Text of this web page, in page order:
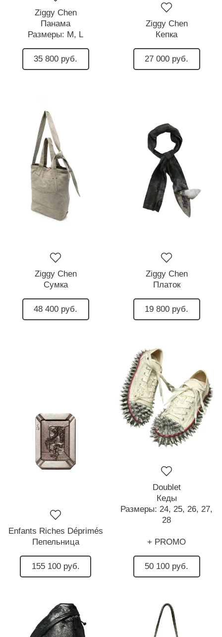
Ziggy Chen
Панама
Размеры: M, L
35 800 руб.
Ziggy Chen
Кепка
27 000 руб.
Ziggy Chen
Сумка
48 400 руб.
Ziggy Chen
Платок
19 800 руб.
Enfants Riches Déprimés
Пепельница
155 100 руб.
Doublet
Кеды
Размеры: 24, 25, 26, 27,
28
+ PROMO
50 100 руб.